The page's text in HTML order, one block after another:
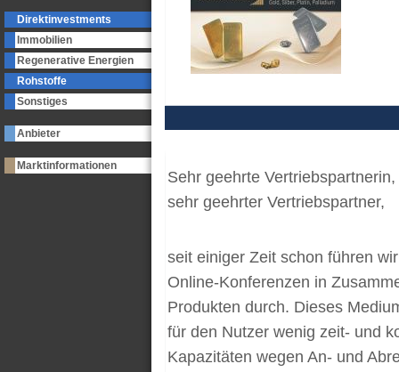
Direktinvestments
Immobilien
Regenerative Energien
Rohstoffe
Sonstiges
Anbieter
Marktinformationen
Sehr geehrte Vertriebspartnerin,
sehr geehrter Vertriebspartner,
seit einiger Zeit schon führen
Online-Konferenzen in
Produkten durch. Dieses
für den Nutzer wenig zeit- und
Kapazitäten wegen An- und